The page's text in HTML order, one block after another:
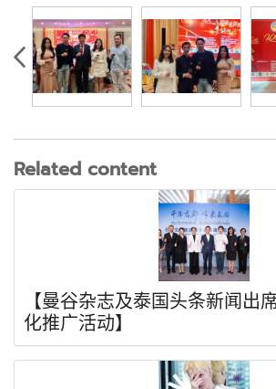
Related content
【曼谷杂志及泰国头条新闻出
化推广活动】